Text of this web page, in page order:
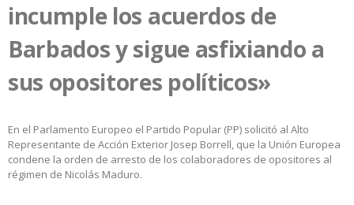
incumple los acuerdos de
Barbados y sigue asfixiando a
sus opositores políticos»
En el Parlamento Europeo el Partido Popular (PP) solicitó al Alto
Representante de Acción Exterior Josep Borrell, que la Unión Europea
condene la orden de arresto de los colaboradores de opositores al
régimen de Nicolás Maduro.